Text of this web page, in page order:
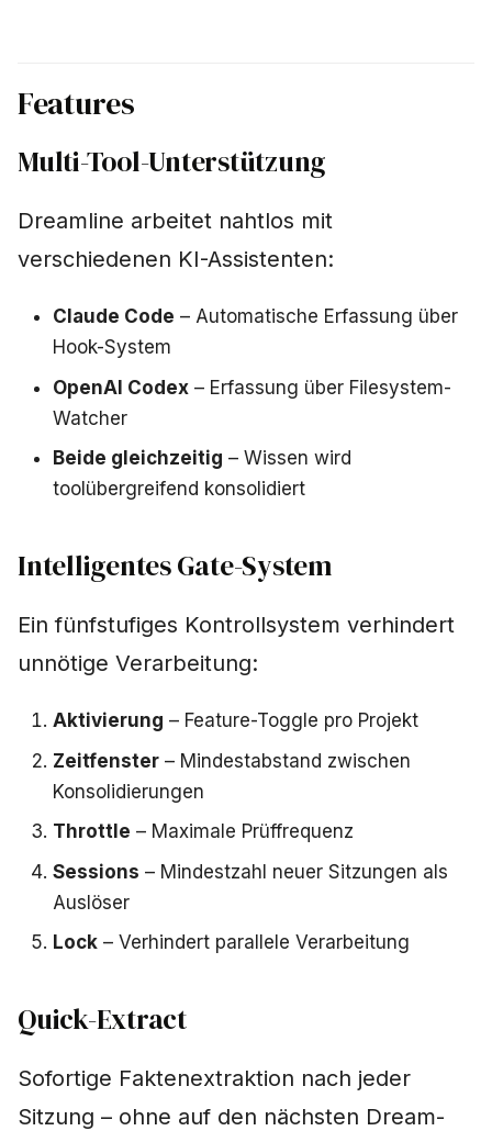
Features
Multi-Tool-Unterstützung
Dreamline arbeitet nahtlos mit
verschiedenen KI-Assistenten:
Claude Code – Automatische Erfassung über
Hook-System
OpenAI Codex– Erfassung über Filesystem-
Watcher
Beide gleichzeitig – Wissen wird
toolübergreifend konsolidiert
Intelligentes Gate-System
Ein fünfstufiges Kontrollsystem verhindert
unnötige Verarbeitung:
Aktivierung – Feature-Toggle pro Projekt
Zeitfenster– Mindestabstand zwischen
Konsolidierungen
Throttle – Maximale Prüffrequenz
Sessions – Mindestzahl neuer Sitzungen als
Auslöser
Lock– Verhindert parallele Verarbeitung
Quick-Extract
Sofortige Faktenextraktion nach jeder
Sitzung – ohne auf den nächsten Dream-